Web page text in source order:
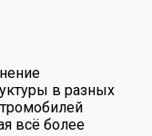
в разных
всё более